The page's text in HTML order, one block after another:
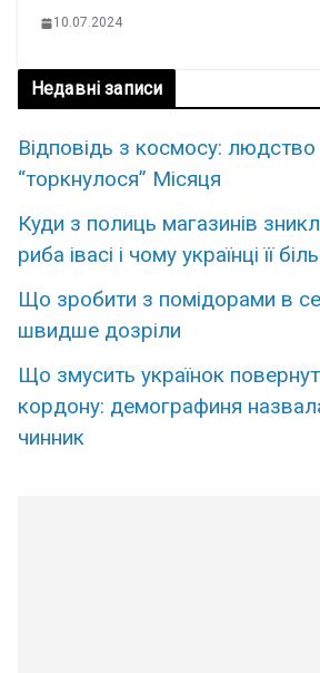
10.07.2024
Недавні записи
Відповідь з космосу:
“торкнулося” Місяця
Куди з полиць магазинів
риба івасі і чому українці її
Що зробити з помідорами в
швидше дозріли
Що змусить українок
кордону: демографиня
чинник